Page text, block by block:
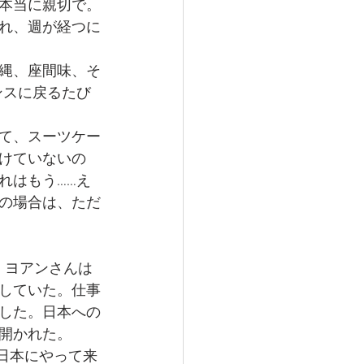
当に親切で。
、週が経つに
、座間味、そ
に戻るたび
、スーツケー
ていないの
はもう……え
場合は、ただ
アンさんは
ていた。仕事
た。日本への
かれた。
本にやって来